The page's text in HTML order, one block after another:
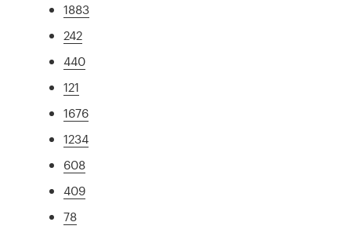
1883
242
440
121
1676
1234
608
409
78